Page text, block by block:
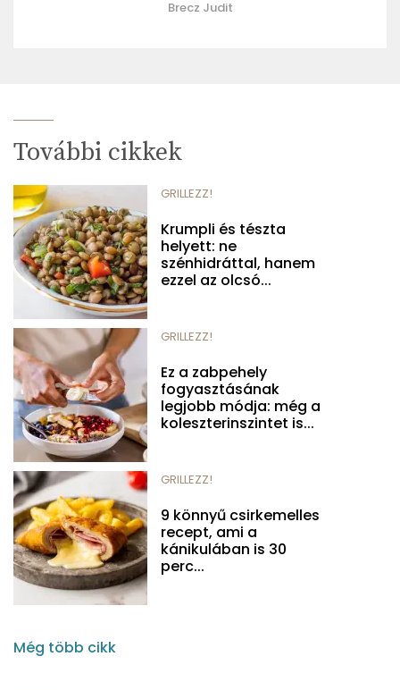
Brecz Judit
További cikkek
GRILLEZZ!
Krumpli és tészta
helyett: ne
szénhidráttal, hanem
ezzel az olcsó...
GRILLEZZ!
Ez a zabpehely
fogyasztásának
legjobb módja: még a
koleszterinszintet is...
GRILLEZZ!
9 könnyű csirkemelles
recept, ami a
kánikulában is 30
perc...
Még több cikk